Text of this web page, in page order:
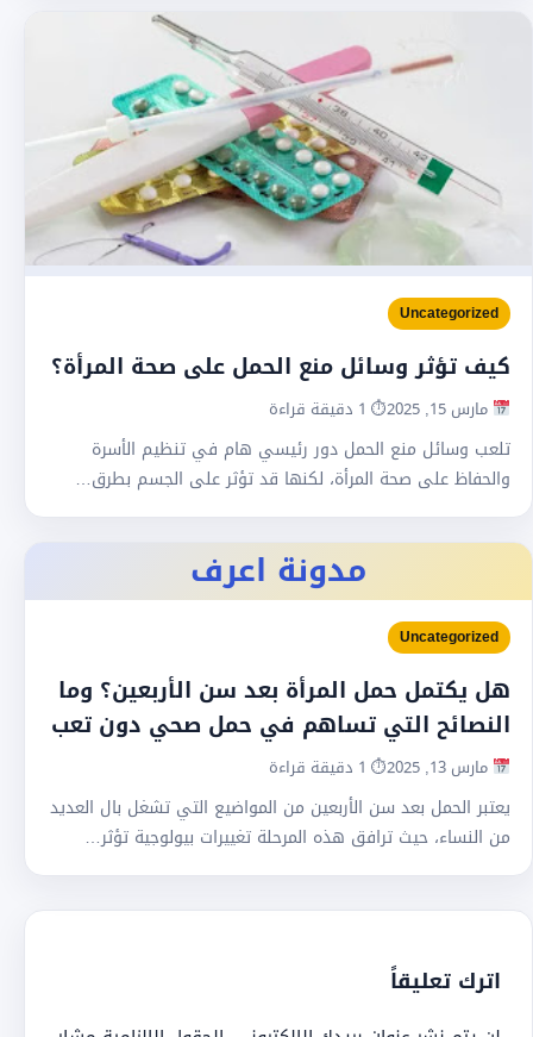
Uncategorized
كيف تؤثر وسائل منع الحمل على صحة المرأة؟
مارس 15, 2025 ⏱ 1 دقيقة قراءة
تلعب وسائل منع الحمل دور رئيسي هام في تنظيم الأسرة
والحفاظ على صحة المرأة، لكنها قد تؤثر على الجسم بطرق…
مدونة اعرف
Uncategorized
هل يكتمل حمل المرأة بعد سن الأربعين؟ وما
النصائح التي تساهم في حمل صحي دون تعب
مارس 13, 2025 ⏱ 1 دقيقة قراءة
يعتبر الحمل بعد سن الأربعين من المواضيع التي تشغل بال العديد
من النساء، حيث ترافق هذه المرحلة تغييرات بيولوجية تؤثر…
اترك تعليقاً